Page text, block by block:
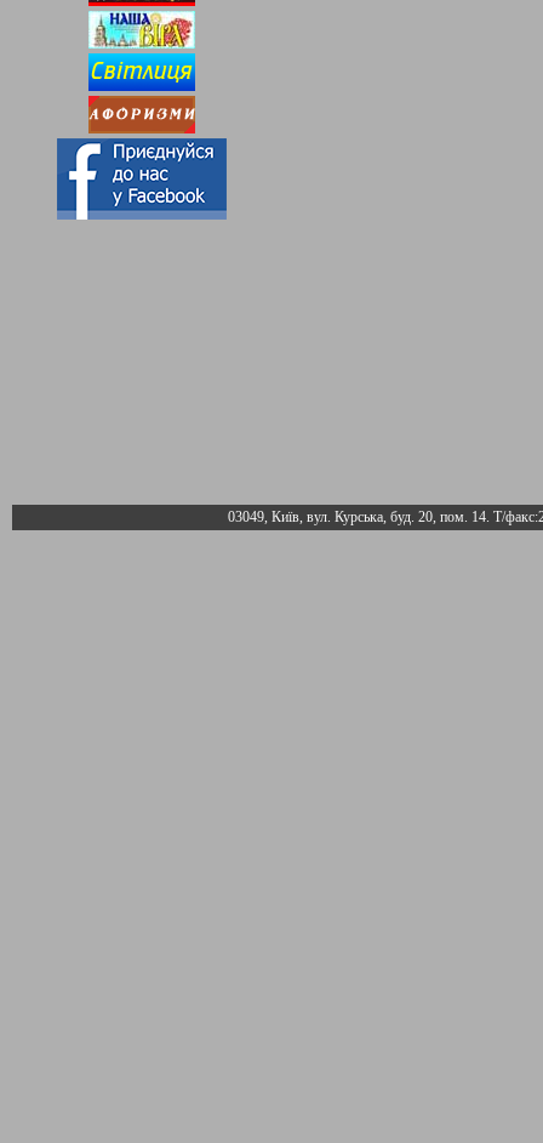
03049, Київ, вул. Курська, буд. 20, пом. 14. Т/